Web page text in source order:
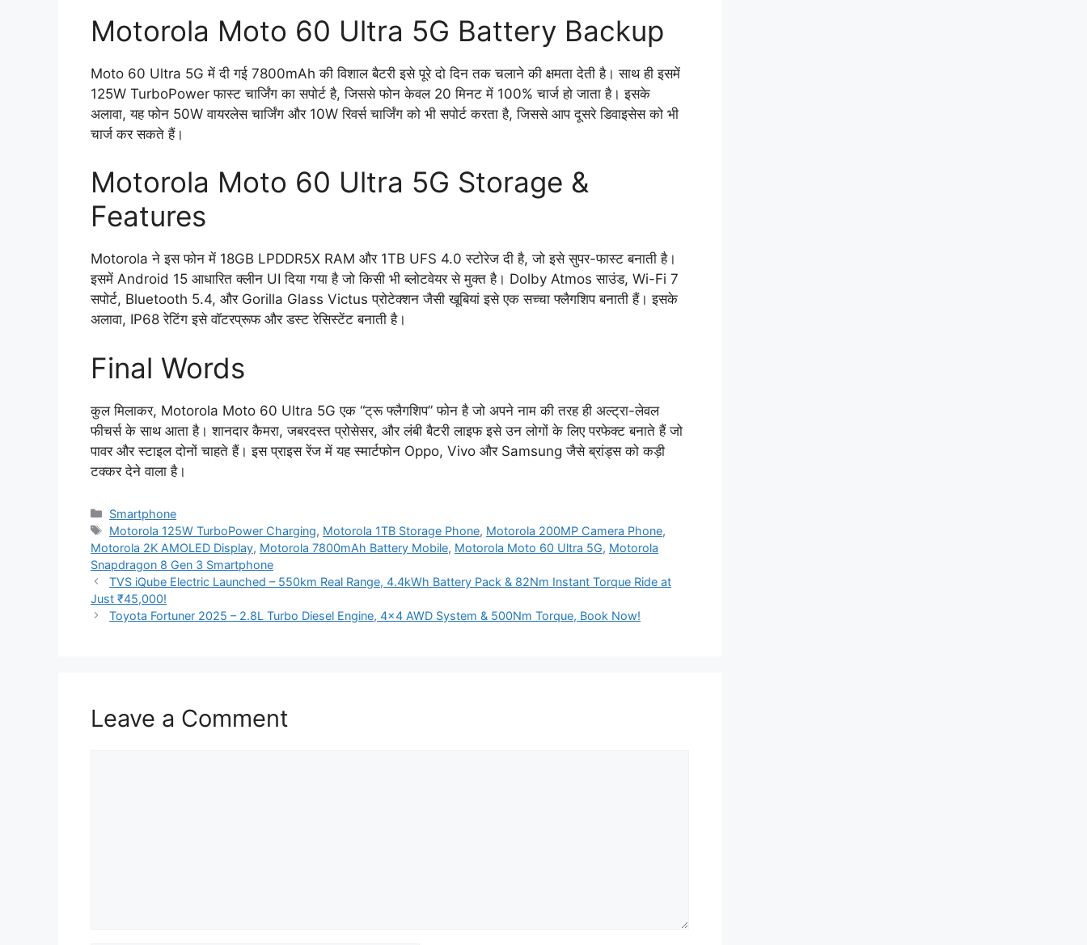
Motorola Moto 60 Ultra 5G Battery Backup
Moto 60 Ultra 5G में दी गई 7800mAh की विशाल बैटरी इसे पूरे दो दिन तक चलाने की क्षमता देती है। साथ ही इसमें
125W TurboPower फास्ट चार्जिंग का सपोर्ट है, जिससे फोन केवल 20 मिनट में 100% चार्ज हो जाता है। इसके
अलावा, यह फोन 50W वायरलेस चार्जिंग और 10W रिवर्स चार्जिंग को भी सपोर्ट करता है, जिससे आप दूसरे डिवाइसेस को भी
चार्ज कर सकते हैं।
Motorola Moto 60 Ultra 5G Storage &
Features
Motorola ने इस फोन में 18GB LPDDR5X RAM और 1TB UFS 4.0 स्टोरेज दी है, जो इसे सुपर-फास्ट बनाती है।
इसमें Android 15 आधारित क्लीन UI दिया गया है जो किसी भी ब्लोटवेयर से मुक्त है। Dolby Atmos साउंड, Wi-Fi 7
सपोर्ट, Bluetooth 5.4, और Gorilla Glass Victus प्रोटेक्शन जैसी खूबियां इसे एक सच्चा फ्लैगशिप बनाती हैं। इसके
अलावा, IP68 रेटिंग इसे वॉटरप्रूफ और डस्ट रेसिस्टेंट बनाती है।
Final Words
कुल मिलाकर, Motorola Moto 60 Ultra 5G एक “ट्रू फ्लैगशिप” फोन है जो अपने नाम की तरह ही अल्ट्रा-लेवल
फीचर्स के साथ आता है। शानदार कैमरा, जबरदस्त प्रोसेसर, और लंबी बैटरी लाइफ इसे उन लोगों के लिए परफेक्ट बनाते हैं जो
पावर और स्टाइल दोनों चाहते हैं। इस प्राइस रेंज में यह स्मार्टफोन Oppo, Vivo और Samsung जैसे ब्रांड्स को कड़ी
टक्कर देने वाला है।
Categories
Smartphone
Tags
Motorola 125W TurboPower Charging, Motorola 1TB Storage Phone, Motorola 200MP Camera Phone,
Motorola 2K AMOLED Display, Motorola 7800mAh Battery Mobile, Motorola Moto 60 Ultra 5G, Motorola
Snapdragon 8 Gen 3 Smartphone
TVS iQube Electric Launched – 550km Real Range, 4.4kWh Battery Pack & 82Nm Instant Torque Ride at
Just ₹45,000!
Toyota Fortuner 2025 – 2.8L Turbo Diesel Engine, 4×4 AWD System & 500Nm Torque, Book Now!
Leave a Comment